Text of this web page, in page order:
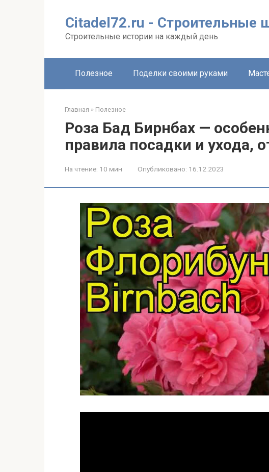
Citadel72.ru - Строительные
Строительные истории на каждый день
Полезное Поделки своими руками
Главная » Полезное
Роза Бад Бирнбах —
правила посадки и ухода,
На чтение: 10 мин Опубликовано: 16.12.2023